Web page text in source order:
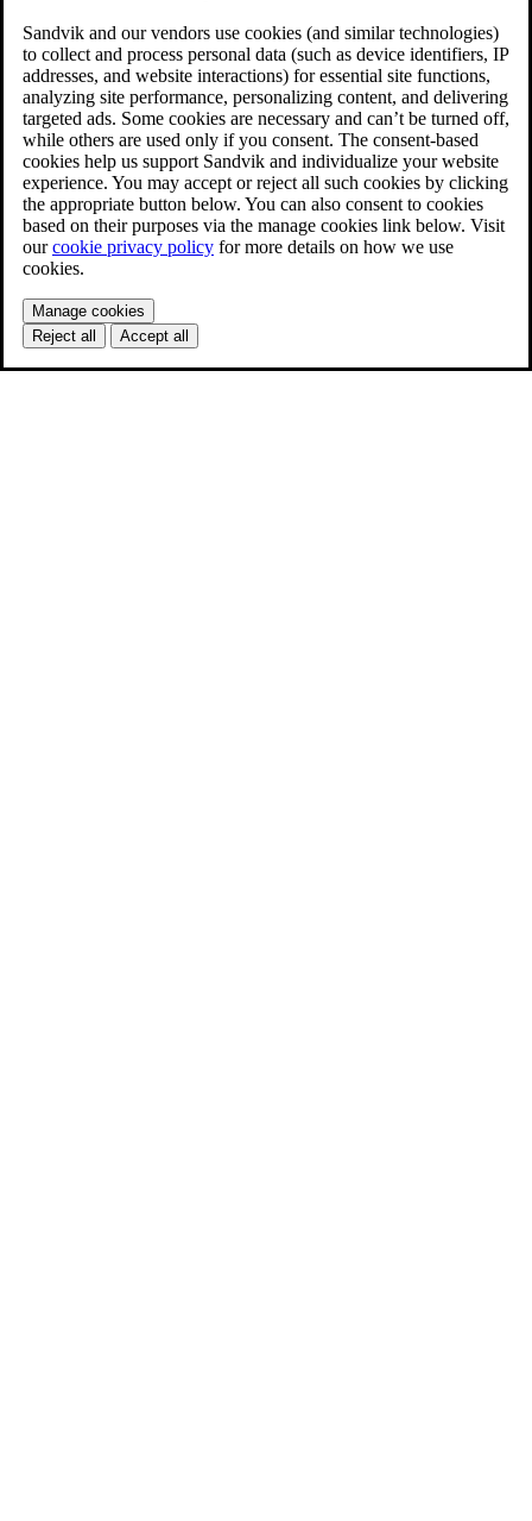
Sandvik and our vendors use cookies (and similar technologies)
to collect and process personal data (such as device identifiers, IP
addresses, and website interactions) for essential site functions,
analyzing site performance, personalizing content, and delivering
targeted ads. Some cookies are necessary and can’t be turned off,
while others are used only if you consent. The consent-based
cookies help us support Sandvik and individualize your website
experience. You may accept or reject all such cookies by clicking
the appropriate button below. You can also consent to cookies
based on their purposes via the manage cookies link below. Visit
ourcookie privacy policy for more details on how we use
cookies.
Manage cookies
Reject all
Accept all